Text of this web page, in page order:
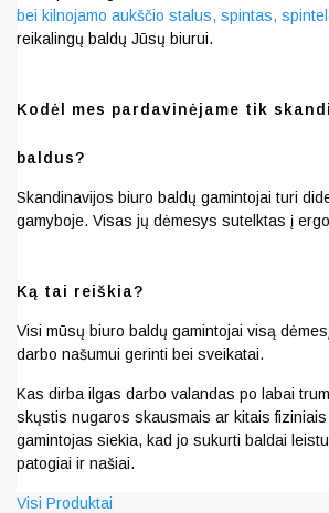
bei kilnojamo aukščio stalus, spintas,
reikalingų baldų Jūsų biurui.
Kodėl mes pardavinėjame tik
baldus?
Skandinavijos biuro baldų gamintojai turi
gamyboje. Visas jų dėmesys sutelktas į
Ką tai reiškia?
Visi mūsų biuro baldų gamintojai visą
darbo našumui gerinti bei sveikatai.
Kas dirba ilgas darbo valandas po labai
skųstis nugaros skausmais ar kitais fiziniais
gamintojas siekia, kad jo sukurti baldai
patogiai ir našiai.
Visi Produktai